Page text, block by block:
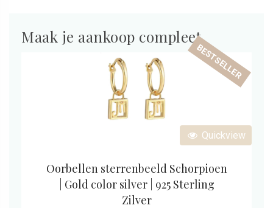
Maak je aankoop compleet
Quickview
BESTSELLER
Oorbellen sterrenbeeld Schorpioen
| Gold color silver | 925 Sterling
Zilver